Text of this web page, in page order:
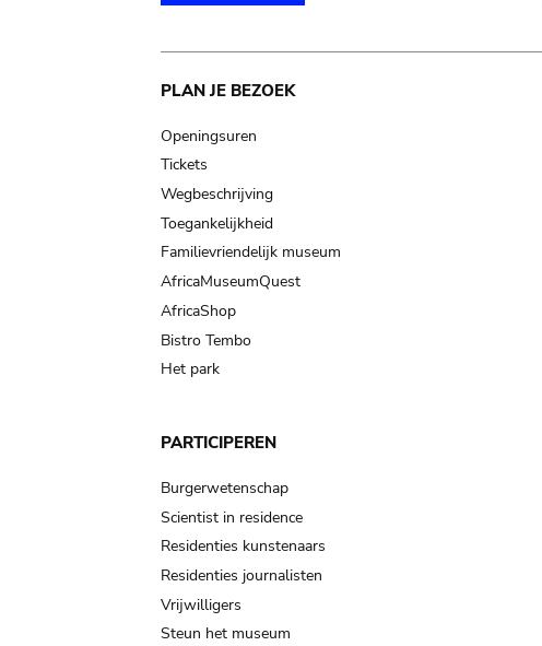
Main
navigation
PLAN JE BEZOEK
Openingsuren
Tickets
Wegbeschrijving
Toegankelijkheid
Familievriendelijk museum
AfricaMuseumQuest
AfricaShop
Bistro Tembo
Het park
PARTICIPEREN
Burgerwetenschap
Scientist in residence
Residenties kunstenaars
Residenties journalisten
Vrijwilligers
Steun het museum